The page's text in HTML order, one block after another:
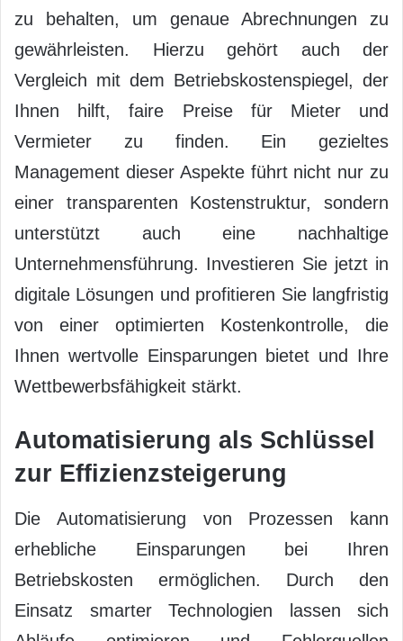
zu behalten, um genaue Abrechnungen zu
gewährleisten. Hierzu gehört auch der
Vergleich mit dem Betriebskostenspiegel, der
Ihnen hilft, faire Preise für Mieter und
Vermieter zu finden. Ein gezieltes
Management dieser Aspekte führt nicht nur zu
einer transparenten Kostenstruktur, sondern
unterstützt auch eine nachhaltige
Unternehmensführung. Investieren Sie jetzt in
digitale Lösungen und profitieren Sie langfristig
von einer optimierten Kostenkontrolle, die
Ihnen wertvolle Einsparungen bietet und Ihre
Wettbewerbsfähigkeit stärkt.
Automatisierung als Schlüssel
zur Effizienzsteigerung
Die Automatisierung von Prozessen kann
erhebliche Einsparungen bei Ihren
Betriebskosten ermöglichen. Durch den
Einsatz smarter Technologien lassen sich